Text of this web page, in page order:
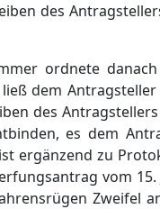
des
ordnete
dem
des
es dem
ergänzend zu
vom
Zweifel